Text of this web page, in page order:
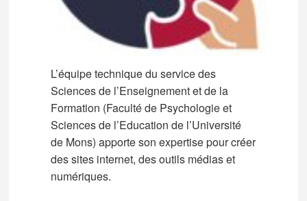
L’équipe technique du service des
Sciences de l’Enseignement et de la
Formation (Faculté de Psychologie et
Sciences de l’Education de l’Université
de Mons) apporte son expertise pour créer
des sites internet, des outils médias et
numériques.